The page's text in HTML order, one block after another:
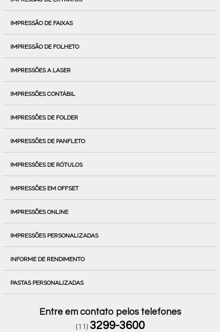
IMPRESSÃO DE FAIXAS
IMPRESSÃO DE FOLHETO
IMPRESSÕES A LASER
IMPRESSÕES CONTÁBIL
IMPRESSÕES DE FOLDER
IMPRESSÕES DE PANFLETO
IMPRESSÕES DE RÓTULOS
IMPRESSÕES EM OFFSET
IMPRESSÕES ONLINE
IMPRESSÕES PERSONALIZADAS
INFORME DE RENDIMENTO
PASTAS PERSONALIZADAS
Entre em contato pelos telefones
(11) 3299-3600